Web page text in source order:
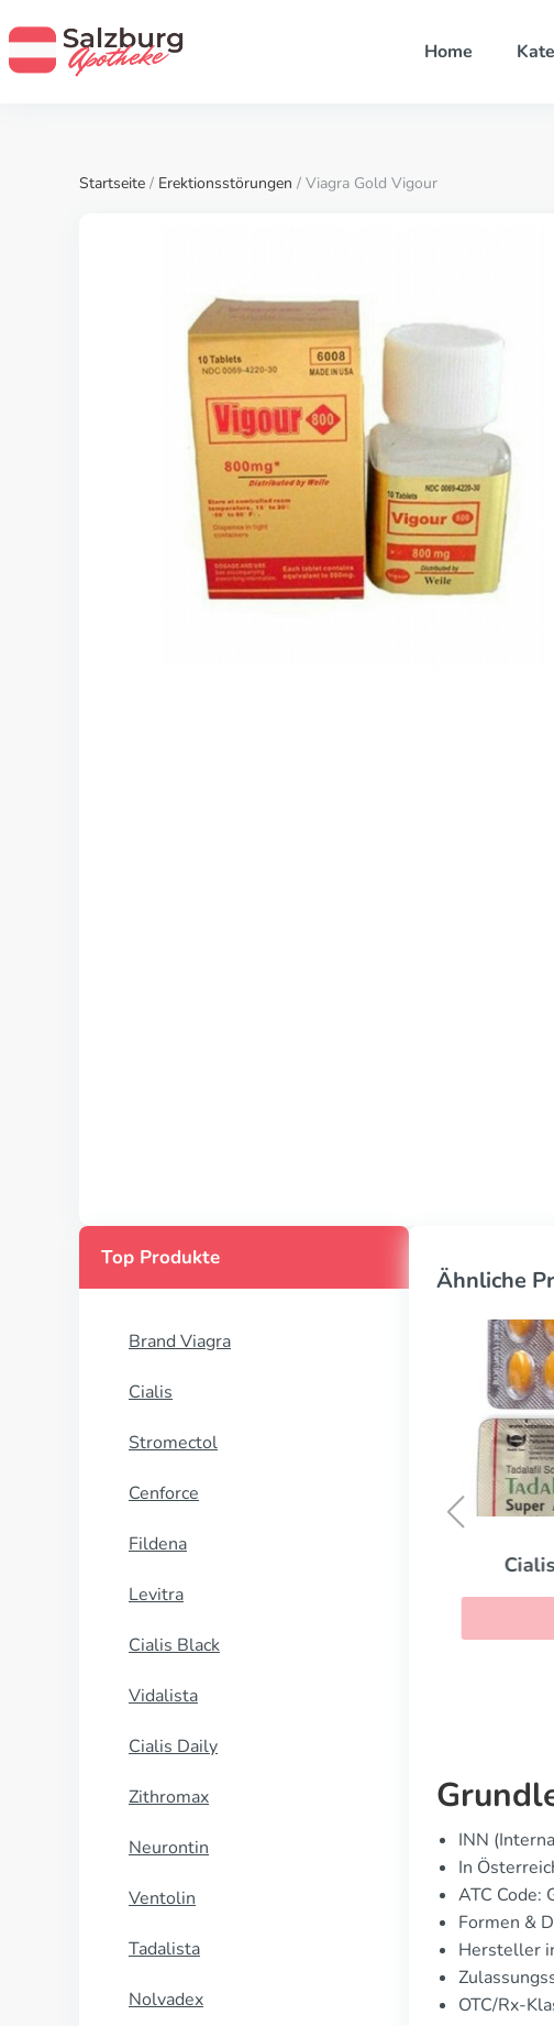
Home
Startseite / Erektionsstörungen / Viagra Gold Vigour
Top Produkte
Brand Viagra
Cialis
Stromectol
Cenforce
Fildena
Levitra
Cialis Black
Vidalista
Cialis Daily
Zithromax
Neurontin
Ventolin
Tadalista
Nolvadex
Ähnliche
INN
In
ATC Code:
Formen &
Hersteller
OTC/Rx-